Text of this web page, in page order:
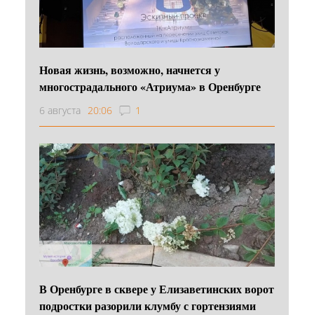
Новая жизнь, возможно, начнется у
многострадального «Атриума» в Оренбурге
6 августа 20:06 1
В Оренбурге в сквере у Елизаветинских ворот
подростки разорили клумбу с гортензиями